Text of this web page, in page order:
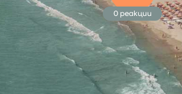
0реакции